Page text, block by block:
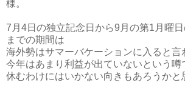
様。
7月4日の独立記念日から9月の第1月曜
までの期間は
海外勢はサマーバケーションに入ると言
今年はあまり利益が出ていないという噂
休むわけにはいかない向きもあろうかと